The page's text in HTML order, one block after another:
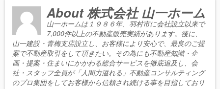
About 株式会社 山一ホーム
山一ホームは１９８６年、羽村市に会社設立以来で
7,000件以上の不動産販売実績があります。後に、
山一建設・青梅支店設立し、お客様により安心で、最良のご提
案で不動産取引をして頂きたい。その為にも不動産知識・企
画・提案・住まいにかかわる総合サービスを徹底追及し、会
社・スタッフ全員が「人間力溢れる」不動産コンサルティング
のプロ集団をしてお客様から信頼され続ける事を目指しており